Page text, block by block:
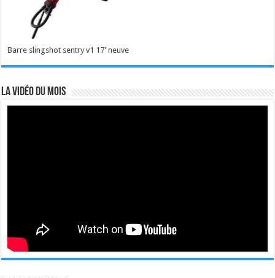
Barre slingshot sentry v1 17' neuve
La vidéo du mois